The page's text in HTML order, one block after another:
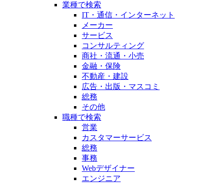
業種で検索
IT・通信・インターネット
メーカー
サービス
コンサルティング
商社・流通・小売
金融・保険
不動産・建設
広告・出版・マスコミ
総務
その他
職種で検索
営業
カスタマーサービス
総務
事務
Webデザイナー
エンジニア